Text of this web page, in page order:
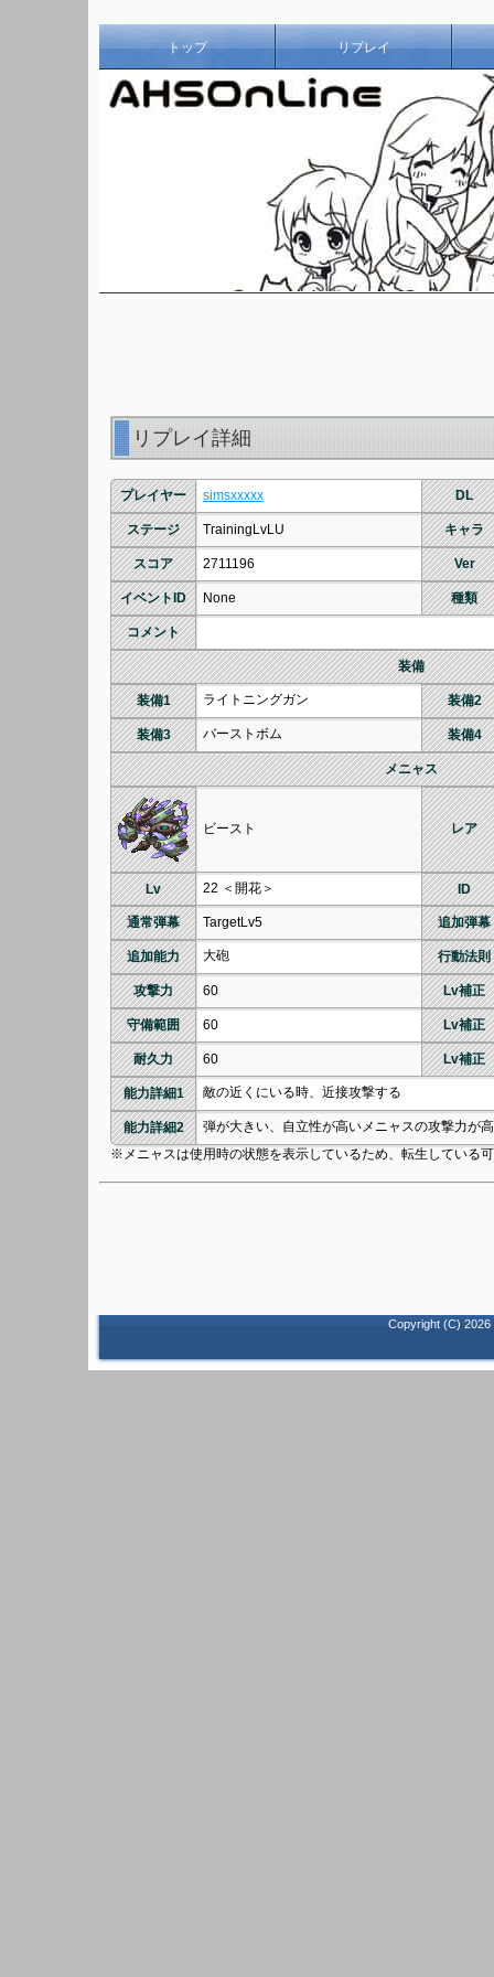
トップ リプレイ
リプレイ詳細
プレイヤー simsxxxxx DL
ステージ TrainingLvLU キャラ
スコア 2711196 Ver
イベントID None 種類
コメント
装備
装備1 ライトニングガン 装備2
装備3 バーストボム 装備4
メニャス
ビースト レア
Lv 22 ＜開花＞ ID
通常弾幕 TargetLv5 追加弾幕
追加能力 大砲 行動法則
攻撃力 60 Lv補正
守備範囲 60 Lv補正
耐久力 60 Lv補正
能力詳細1 敵の近くにいる時、近接攻撃する
能力詳細2
弾が大きい、自立性が高いメニャスの攻撃力が
※メニャスは使用時の状態を表示しているため、転生している
Copyright (C) 2026